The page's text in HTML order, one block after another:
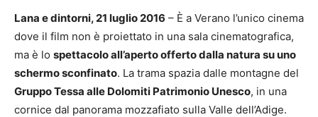
Lana e dintorni, 21 luglio 2016 – È a Verano l’unico cinema
dove il film non è proiettato in una sala cinematografica,
ma è lo spettacolo all’aperto offerto dalla natura su uno
schermo sconfinato. La trama spazia dalle montagne del
Gruppo Tessa alle Dolomiti Patrimonio Unesco, in una
cornice dal panorama mozzafiato sulla Valle dell’Adige.